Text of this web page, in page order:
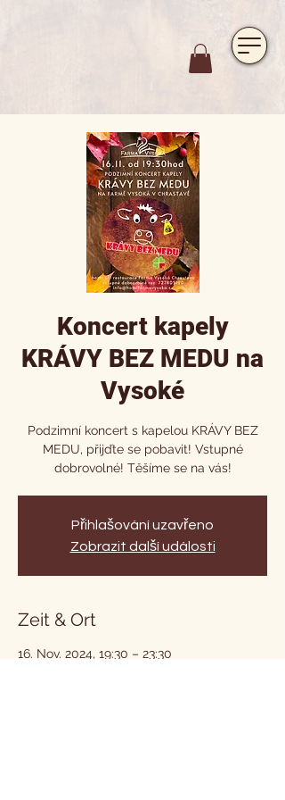
Koncert kapely
KRÁVY BEZ MEDU na
Vysoké
Podzimní koncert s kapelou KRÁVY BEZ
MEDU, přijďte se pobavit! Vstupné
dobrovolné! Těšíme se na vás!
Přihlašování uzavřeno
Zobrazit další události
Zeit & Ort
16. Nov. 2024, 19:30 – 23:30